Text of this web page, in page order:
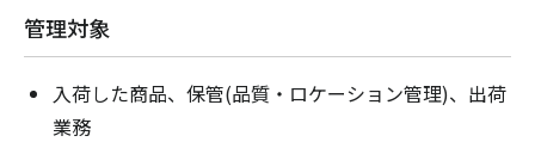
管理対象
入荷した商品、保管(品質・ロケーション管理)、出荷
業務